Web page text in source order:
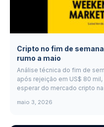
Cripto no fim de
rumo a maio
Análise técnica do fim de
após rejeição em US$ 80
esperar do mercado cripto
maio 3, 2026